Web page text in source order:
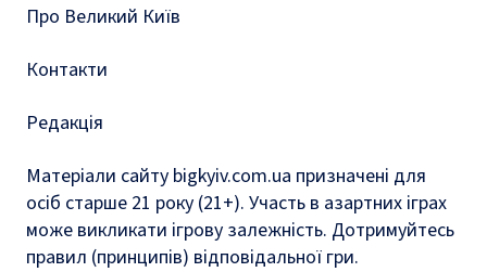
Про Великий Київ
Контакти
Редакція
Матеріали сайту bigkyiv.com.ua призначені для
осіб старше 21 року (21+). Участь в азартних іграх
може викликати ігрову залежність. Дотримуйтесь
правил (принципів) відповідальної гри.